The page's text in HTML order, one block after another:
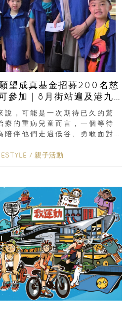
望成真基金招募200名慈
參加｜8月街站遍及港九
說，可能是一次期待已久的驚
療的重病兒童而言，一個等待
陪伴他們走過低谷、勇敢面對
/ 親子活動